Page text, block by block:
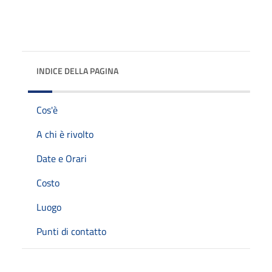
INDICE DELLA PAGINA
Cos'è
A chi è rivolto
Date e Orari
Costo
Luogo
Punti di contatto